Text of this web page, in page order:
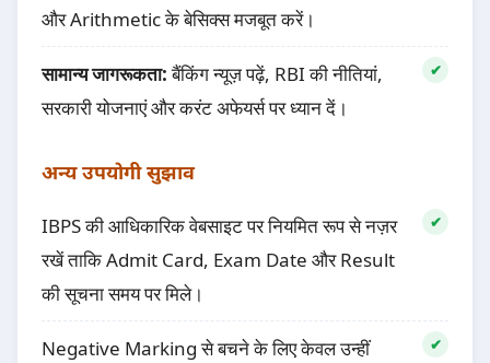
और Arithmetic के बेसिक्स मजबूत करें।
सामान्य जागरूकता:बैंकिंग न्यूज़ पढ़ें, RBI की नीतियां,
सरकारी योजनाएं और करंट अफेयर्स पर ध्यान दें।
अन्य उपयोगी सुझाव
IBPS की आधिकारिक वेबसाइट पर नियमित रूप से नज़र
रखें ताकि Admit Card, Exam Date और Result
की सूचना समय पर मिले।
Negative Marking से बचने के लिए केवल उन्हीं